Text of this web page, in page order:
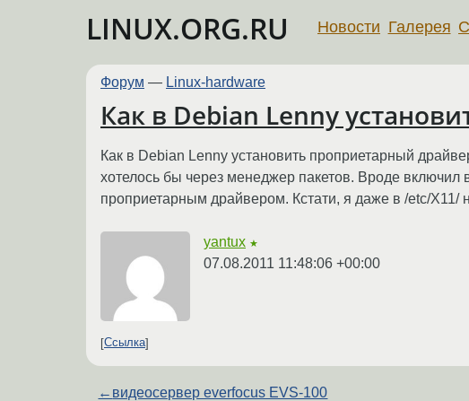
LINUX.ORG.RU Новости Галерея
Форум — Linux-hardware
Как в Debian Lenny
Как в Debian Lenny установить проприетарный
хотелось бы через менеджер пакетов. Вроде включил
проприетарным драйвером. Кстати, я даже в /etc/
yantux ★
07.08.2011 11:48:06 +00:00
Ссылка
← видеосервер everfoсus EVS-100